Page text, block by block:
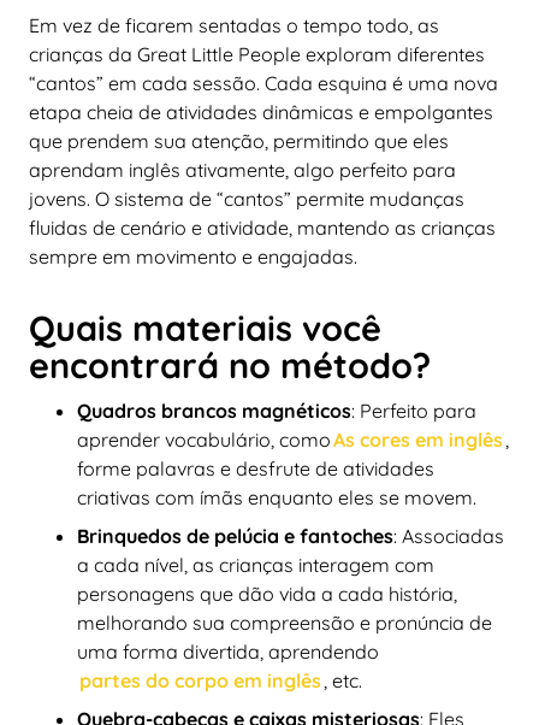
Em vez de ficarem sentadas o tempo todo, as
crianças da Great Little People exploram diferentes
“cantos” em cada sessão. Cada esquina é uma nova
etapa cheia de atividades dinâmicas e empolgantes
que prendem sua atenção, permitindo que eles
aprendam inglês ativamente, algo perfeito para
jovens. O sistema de “cantos” permite mudanças
fluidas de cenário e atividade, mantendo as crianças
sempre em movimento e engajadas.
Quais materiais você
encontrará no método?
Quadros brancos magnéticos: Perfeito para
aprender vocabulário, comoAs cores em inglês
forme palavras e desfrute de atividades
criativas com ímãs enquanto eles se movem.
Brinquedos de pelúcia e fantoches: Associadas
a cada nível, as crianças interagem com
personagens que dão vida a cada história,
melhorando sua compreensão e pronúncia de
uma forma divertida, aprendendo
partes do corpo em inglês , etc.
Quebra-cabeças e caixas misteriosas: Eles